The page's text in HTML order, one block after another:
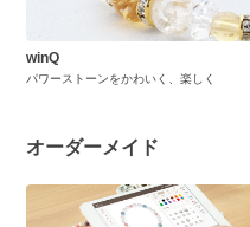
winQ
パワーストーンをかわいく、楽しく
オーダーメイド